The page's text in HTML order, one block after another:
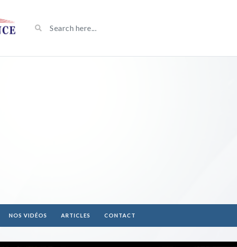
NOS VIDÉOS ARTICLES CONTACT